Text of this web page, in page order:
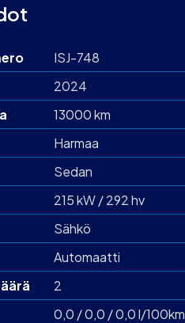
ISJ-748
2024
13000 km
Harmaa
Sedan
215 kW / 292 hv
Sähkö
Automaatti
2
0,0 / 0,0 / 0,0 l/100km